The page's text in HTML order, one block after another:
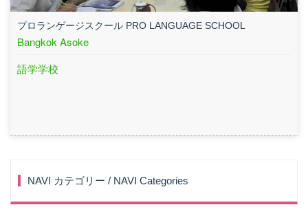
プロランゲージスクール PRO LANGUAGE SCHOOL
Bangkok Asoke
語学学校
NAVI カテゴリー / NAVI Categories